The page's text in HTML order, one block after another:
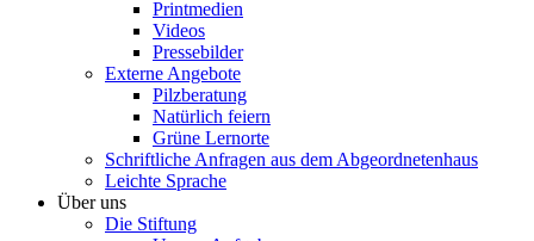
Printmedien
Videos
Pressebilder
Externe Angebote
Pilzberatung
Natürlich feiern
Grüne Lernorte
Schriftliche Anfragen aus dem Abgeordnetenhaus
Leichte Sprache
Über uns
Die Stiftung